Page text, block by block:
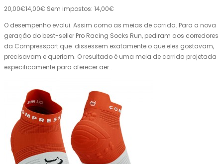
20,00€14,00€ Sem impostos: 14,00€
O desempenho evolui. Assim como as meias de corrida. Para a nova
geração do best-seller Pro Racing Socks Run, pediram aos corredores
da Compressport que dissessem exatamente o que eles gostavam,
precisavam e queriam. O resultado é uma meia de corrida projetada
especificamente para oferecer aer..